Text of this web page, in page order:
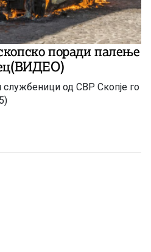
поради палење
службеници од СВР Скопје го